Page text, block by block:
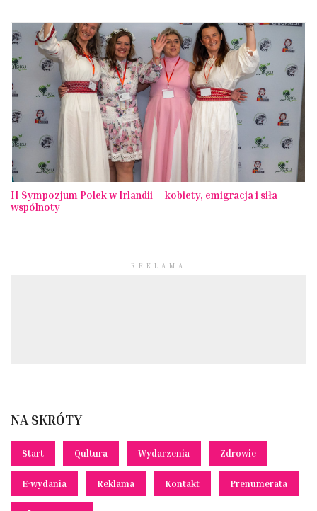
II Sympozjum Polek w Irlandii — kobiety, emigracja i siła
wspólnoty
REKLAMA
NA SKRÓTY
Start Qultura Wydarzenia Zdrowie
E-wydania Reklama Kontakt Prenumerata